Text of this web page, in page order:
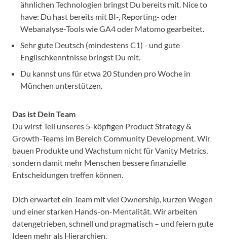
ähnlichen Technologien bringst Du bereits mit. Nice to
have: Du hast bereits mit BI-, Reporting- oder
Webanalyse-Tools wie GA4 oder Matomo gearbeitet.
Sehr gute Deutsch (mindestens C1) - und gute
Englischkenntnisse bringst Du mit.
Du kannst uns für etwa 20 Stunden pro Woche in
München unterstützen.
Das ist Dein Team
Du wirst Teil unseres 5-köpfigen Product Strategy &
Growth-Teams im Bereich Community Development. Wir
bauen Produkte und Wachstum nicht für Vanity Metrics,
sondern damit mehr Menschen bessere finanzielle
Entscheidungen treffen können.
Dich erwartet ein Team mit viel Ownership, kurzen Wegen
und einer starken Hands-on-Mentalität. Wir arbeiten
datengetrieben, schnell und pragmatisch – und feiern gute
Ideen mehr als Hierarchien.